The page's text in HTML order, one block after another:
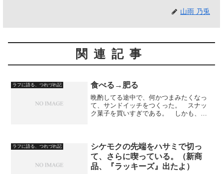
山雨 乃兎
関連記事
ラフに語る、つれづれ記 食べる→肥る
晩酌してる途中で、何かつまみたくなっ
て、サンドイッチをつくった。 スナッ
ク菓子を買いすぎである。 しかも、も
くつく。 サンドイッチは...
ラフに語る、つれづれ記
シケモクの先端をハサミで切っ
て、さらに喫っている。（新商
品、『ラッキーズ』出たよ）